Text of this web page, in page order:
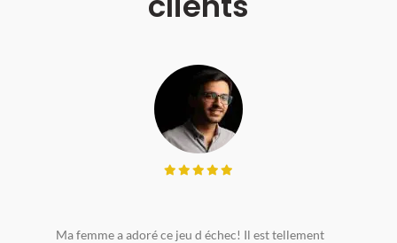
Ma femme a adoré ce jeu d échec! Il est tellement